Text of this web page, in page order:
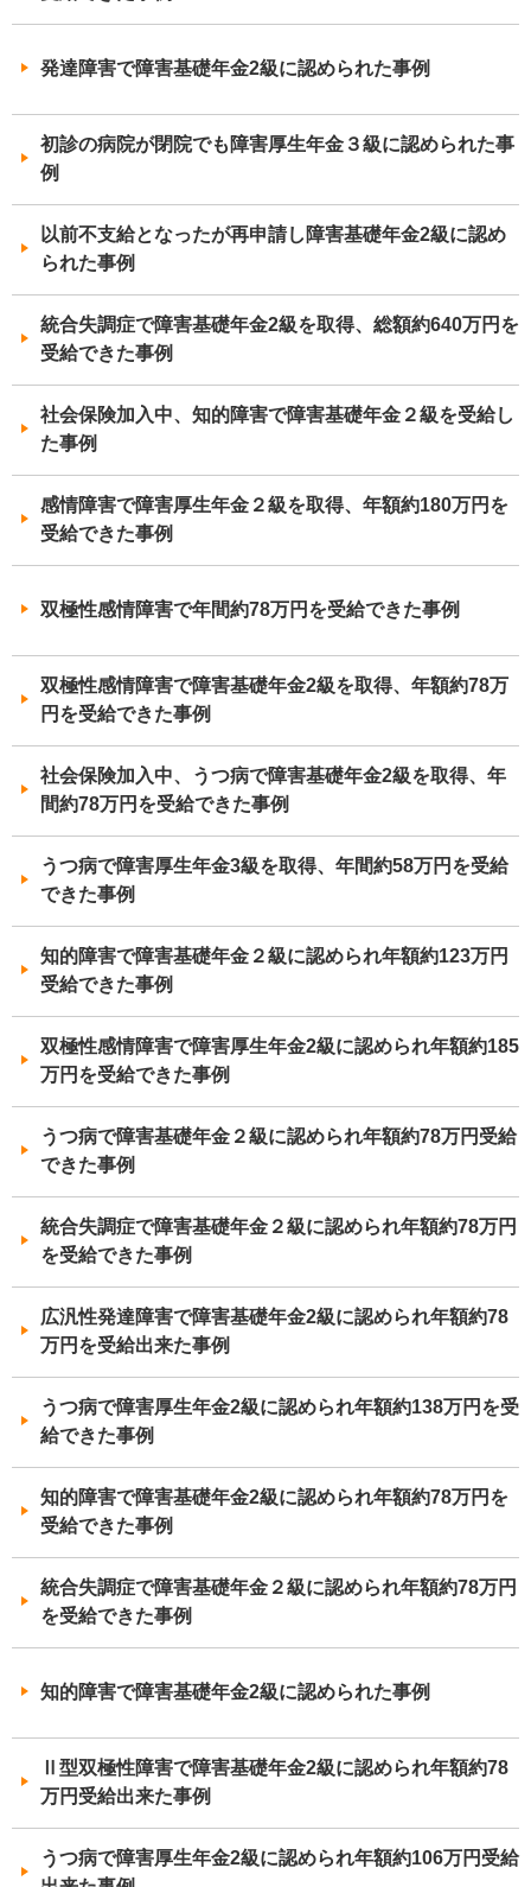
発達障害で障害基礎年金2級に認められた事例
初診の病院が閉院でも障害厚生年金３級に認められた事
例
以前不支給となったが再申請し障害基礎年金2級に認め
られた事例
統合失調症で障害基礎年金2級を取得、総額約640万円を
受給できた事例
社会保険加入中、知的障害で障害基礎年金２級を受給し
た事例
感情障害で障害厚生年金２級を取得、年額約180万円を
受給できた事例
双極性感情障害で年間約78万円を受給できた事例
双極性感情障害で障害基礎年金2級を取得、年額約78万
円を受給できた事例
社会保険加入中、うつ病で障害基礎年金2級を取得、年
間約78万円を受給できた事例
うつ病で障害厚生年金3級を取得、年間約58万円を受給
できた事例
知的障害で障害基礎年金２級に認められ年額約123万円
受給できた事例
双極性感情障害で障害厚生年金2級に認められ年額約185
万円を受給できた事例
うつ病で障害基礎年金２級に認められ年額約78万円受給
できた事例
統合失調症で障害基礎年金２級に認められ年額約78万円
を受給できた事例
広汎性発達障害で障害基礎年金2級に認められ年額約78
万円を受給出来た事例
うつ病で障害厚生年金2級に認められ年額約138万円を受
給できた事例
知的障害で障害基礎年金2級に認められ年額約78万円を
受給できた事例
統合失調症で障害基礎年金２級に認められ年額約78万円
を受給できた事例
知的障害で障害基礎年金2級に認められた事例
Ⅱ型双極性障害で障害基礎年金2級に認められ年額約78
万円受給出来た事例
うつ病で障害厚生年金2級に認められ年額約106万円受給